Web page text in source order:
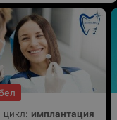
имплантация